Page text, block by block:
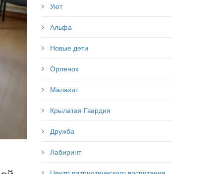
Уют
Альфа
Новые дети
Орленок
Малахит
Крылатая Гвардия
Дружба
Лабиринт